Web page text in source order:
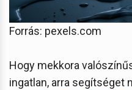
Forrás: pexels.com
Hogy mekkora
ingatlan, arra segítséget